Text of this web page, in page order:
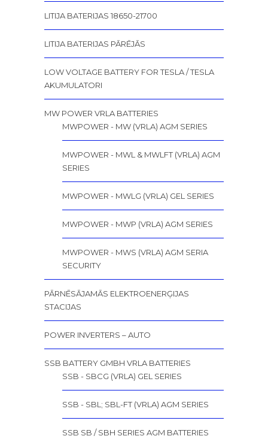
LITIJA BATERIJAS 18650-21700
LITIJA BATERIJAS PĀRĒJĀS
LOW VOLTAGE BATTERY FOR TESLA / TESLA
AKUMULATORI
MW POWER VRLA BATTERIES
MWPOWER - MW (VRLA) AGM SERIES
MWPOWER - MWL & MWLFT (VRLA) AGM
SERIES
MWPOWER - MWLG (VRLA) GEL SERIES
MWPOWER - MWP (VRLA) AGM SERIES
MWPOWER - MWS (VRLA) AGM SERIA
SECURITY
PĀRNĒSĀJAMĀS ELEKTROENERĢIJAS
STACIJAS
POWER INVERTERS – AUTO
SSB BATTERY GMBH VRLA BATTERIES
SSB - SBCG (VRLA) GEL SERIES
SSB - SBL; SBL-FT (VRLA) AGM SERIES
SSB SB / SBH SERIES AGM BATTERIES